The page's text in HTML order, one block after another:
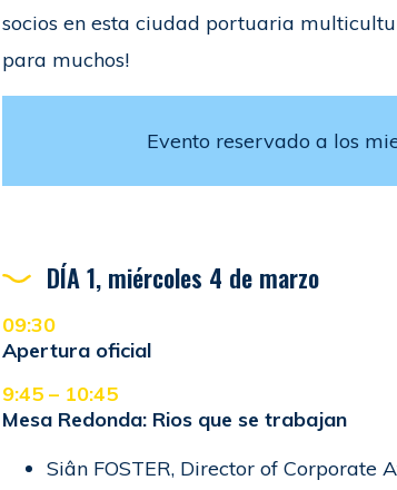
socios en esta ciudad portuaria
para muchos!
Evento reservado a los
DÍA 1, miércoles 4 de marzo
09:30
Apertura oficial
9:45 – 10:45
Mesa Redonda: Rios que se trabajan
Siân FOSTER, Director of Corporate